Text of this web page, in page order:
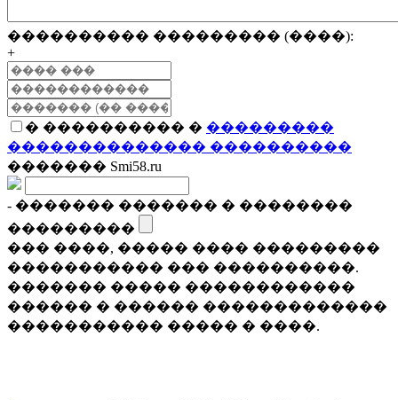
���������� ��������� (����):
+
� ���������� � ���������
�������������� ����������
������� Smi58.ru
- ������� ������� � ��������
���������
��� ����, ����� ���� ���������
����������� ��� ����������.
������� ����� ������������
������ � ������ �������������
����������� ����� � ����.